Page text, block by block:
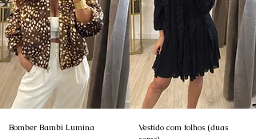
Bomber Bambi Lumina
Vestido com folhos (duas